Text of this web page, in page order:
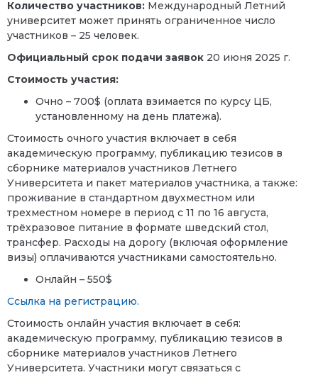
Количество участников: Международный Летний
университет может принять ограниченное число
участников – 25 человек.
Официальный срок подачи заявок 20 июня 2025 г.
Стоимость участия:
Очно – 700$ (оплата взимается по курсу ЦБ,
установленному на день платежа).
Стоимость очного участия включает в себя
академическую программу, публикацию тезисов в
сборнике материалов участников Летнего
Университета и пакет материалов участника, а также:
проживание в стандартном двухместном или
трехместном номере в период с 11 по 16 августа,
трёхразовое питание в формате шведский стол,
трансфер. Расходы на дорогу (включая оформление
визы) оплачиваются участниками самостоятельно.
Онлайн – 550$
Ссылка на регистрацию.
Стоимость онлайн участия включает в себя:
академическую программу, публикацию тезисов в
сборнике материалов участников Летнего
Университета. Участники могут связаться с